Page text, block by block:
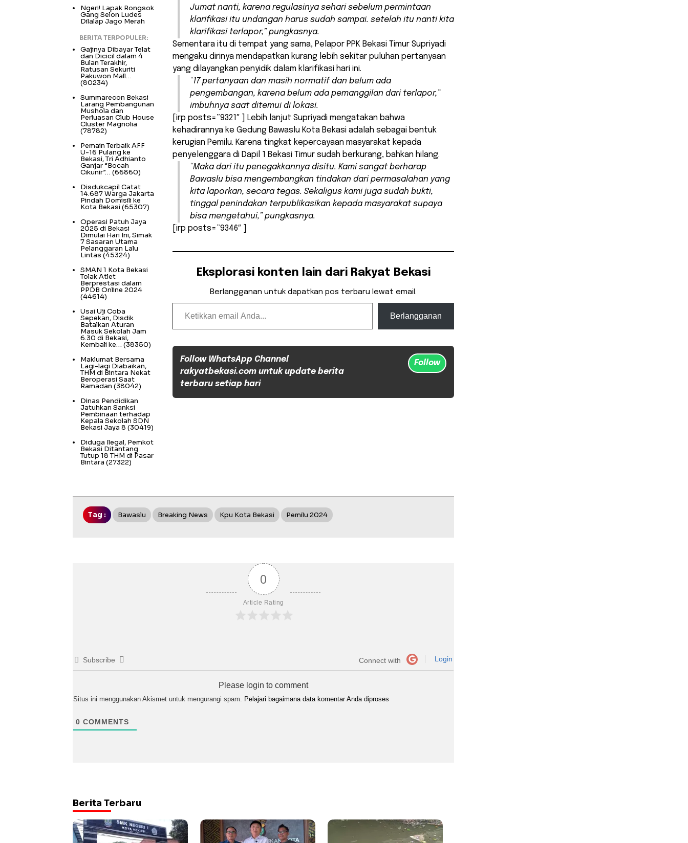
Jumat nanti, karena regulasinya sehari sebelum permintaan
klarifikasi itu undangan harus sudah sampai. setelah itu nanti kita
klarifikasi terlapor,” pungkasnya.
Sementara itu di tempat yang sama, Pelapor PPK Bekasi Timur Supriyadi
mengaku dirinya mendapatkan kurang lebih sekitar puluhan pertanyaan
yang dilayangkan penyidik dalam klarifikasi hari ini.
“17 pertanyaan dan masih normatif dan belum ada
pengembangan, karena belum ada pemanggilan dari terlapor,”
imbuhnya saat ditemui di lokasi.
[irp posts=”9321″ ] Lebih lanjut Supriyadi mengatakan bahwa
kehadirannya ke Gedung Bawaslu Kota Bekasi adalah sebagai bentuk
kerugian Pemilu. Karena tingkat kepercayaan masyarakat kepada
penyelenggara di Dapil 1 Bekasi Timur sudah berkurang, bahkan hilang.
“Maka dari itu penegakkannya disitu. Kami sangat berharap
Bawaslu bisa mengembangkan tindakan dari permasalahan yang
kita laporkan, secara tegas. Sekaligus kami juga sudah bukti,
tinggal penindakan terpublikasikan kepada masyarakat supaya
bisa mengetahui,” pungkasnya.
[irp posts=”9346″ ]
Eksplorasi konten lain dari Rakyat Bekasi
Berlangganan untuk dapatkan pos terbaru lewat email.
Ketikkan email Anda...
Berlangganan
Follow WhatsApp Channel
rakyatbekasi.com untuk update berita
terbaru setiap hari
Follow
Ngeri! Lapak Rongsok
Gang Selon Ludes
Dilalap Jago Merah
BERITA TERPOPULER:
Gajinya Dibayar Telat
dan Dicicil dalam 4
Bulan Terakhir,
Ratusan Sekuriti
Pakuwon Mall…
(80234)
Summarecon Bekasi
Larang Pembangunan
Mushola dan
Perluasan Club House
Cluster Magnolia
(78782)
Pemain Terbaik AFF
U-16 Pulang ke
Bekasi, Tri Adhianto
Ganjar “Bocah
Cikunir”… (66860)
Disdukcapil Catat
14.687 Warga Jakarta
Pindah Domisili ke
Kota Bekasi (65307)
Operasi Patuh Jaya
2025 di Bekasi
Dimulai Hari Ini, Simak
7 Sasaran Utama
Pelanggaran Lalu
Lintas(45324)
SMAN 1 Kota Bekasi
Tolak Atlet
Berprestasi dalam
PPDB Online 2024
(44614)
Usai Uji Coba
Sepekan, Disdik
Batalkan Aturan
Masuk Sekolah Jam
6.30 di Bekasi,
Kembali ke… (38350)
Maklumat Bersama
Lagi-lagi Diabaikan,
THM di Bintara Nekat
Beroperasi Saat
Ramadan (38042)
Dinas Pendidikan
Jatuhkan Sanksi
Pembinaan terhadap
Kepala Sekolah SDN
Bekasi Jaya 8 (30419)
Diduga Ilegal, Pemkot
Bekasi Ditantang
Tutup 18 THM di Pasar
Bintara (27322)
Tag : Bawaslu Breaking News Kpu Kota Bekasi Pemilu 2024
0
Article Rating
Subscribe Connect with Login
Please login to comment
Situs ini menggunakan Akismet untuk mengurangi spam. Pelajari bagaimana data komentar Anda diproses
0 COMMENTS
Berita Terbaru